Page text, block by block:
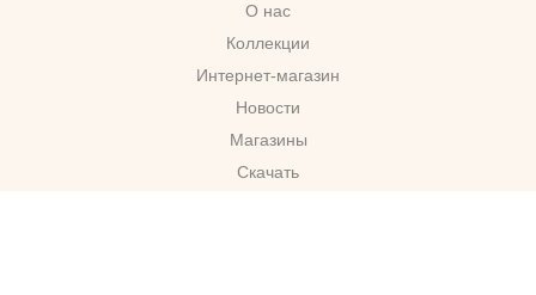
О нас
Коллекции
Интернет-магазин
Новости
Магазины
Скачать